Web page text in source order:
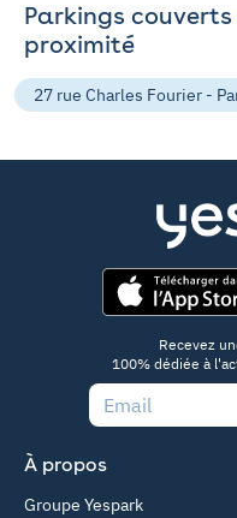
Parkings
proximité
27 rue Charles Fourier -
Recevez
100% dédiée à
À propos
Groupe Yespark